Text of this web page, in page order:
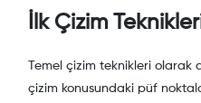
İlk Çizim
Temel çizim teknikleri
çizim konusundaki püf